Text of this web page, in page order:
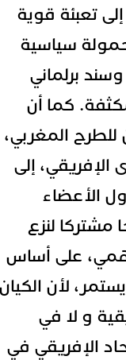
تعبئة قوية
سياسية
برلماني
كما أن
المغربي،
إلى
الأعضاء
لنزع
على أساس
لأن الكيان
و لا في
الإفريقي في